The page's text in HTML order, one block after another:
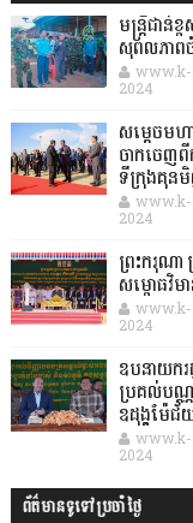
មន្ត្រីជាន់
សុពលភាព
2024
សម្តេចម
ចាកចេញពី
ទីក្រុងគុន
2024
ព្រះករុណា
សម្ពោធវិមា
2024
ឧបនាយករ
ប្រគល់បណ្ណ
ឧដុង្គម៉ែជ័
2024
ព័ត៌មានទូទៅប្រចាំថ្ងៃ